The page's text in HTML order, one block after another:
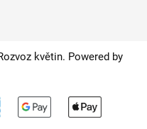
możliwości
květin. Powered by